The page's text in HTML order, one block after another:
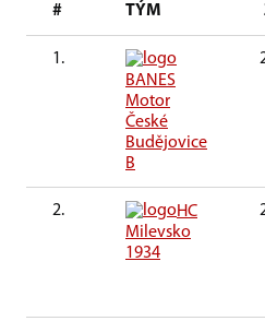
# TÝM
1.
BANES
Motor
České
Budějovice
B
2.
HC
Milevsko
1934